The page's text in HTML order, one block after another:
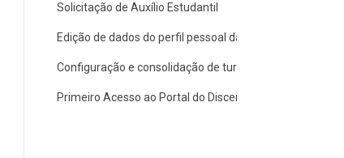
Solicitação de Auxílio Estudantil
Edição de dados do perfil pessoal da página pública do
Configuração e consolidação de turma (Lançamento de
Primeiro Acesso ao Portal do Discente